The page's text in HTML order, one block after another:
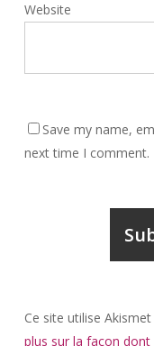
Website
Save my name,
next time I comment.
Ce site utilise
plus sur la façon